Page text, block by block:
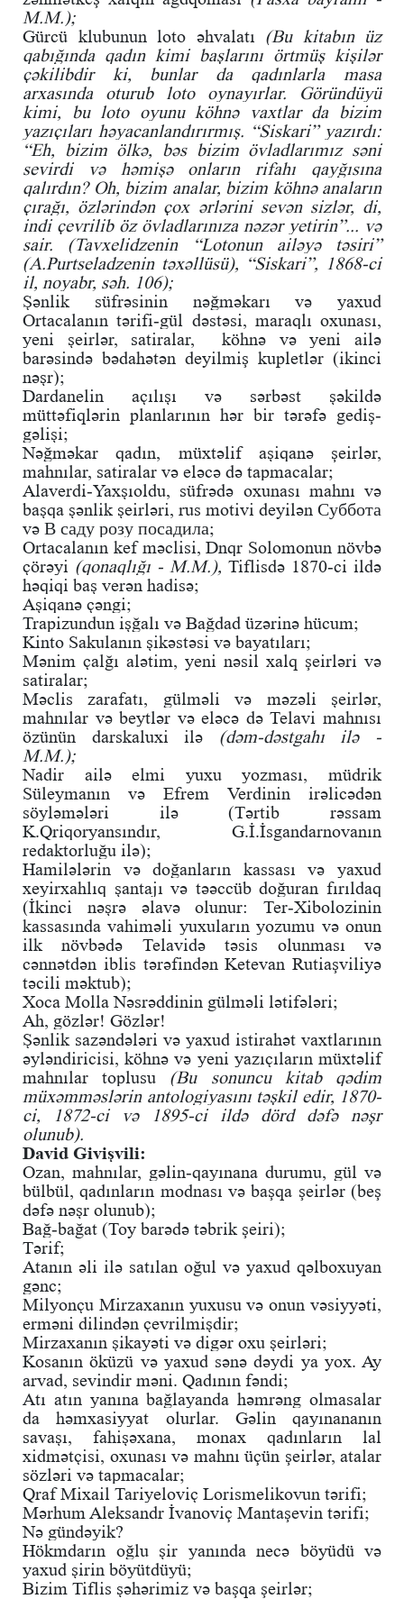
M.M.);
Gürcü klubunun loto əhvalatı (Bu kitabın üz
qabığında qadın kimi başlarını örtmüş kişilər
çəkilibdir ki, bunlar da qadınlarla masa
arxasında oturub loto oynayırlar. Göründüyü
kimi, bu loto oyunu köhnə vaxtlar da bizim
yazıçıları həyacanlandırırmış. “Siskari” yazırdı:
“Eh, bizim ölkə, bəs bizim övladlarımız səni
sevirdi və həmişə onların rifahı qayğısına
qalırdın? Oh, bizim analar, bizim köhnə anaların
çırağı, özlərindən çox ərlərini sevən sizlər, di,
indi çevrilib öz övladlarınıza nəzər yetirin”... və
sair. (Tavxelidzenin “Lotonun ailəyə təsiri”
(A.Purtseladzenin təxəllüsü), “Siskari”, 1868-ci
il, noyabr, səh. 106);
Şənlik süfrəsinin nəğməkarı və yaxud
Ortacalanın tərifi-gül dəstəsi, maraqlı oxunası,
yeni şeirlər, satiralar, köhnə və yeni ailə
barəsində bədahətən deyilmiş kupletlər (ikinci
nəşr);
Dardanelin açılışı və sərbəst şəkildə
müttəfiqlərin planlarının hər bir tərəfə gediş-
gəlişi;
Nəğməkar qadın, müxtəlif aşiqanə şeirlər,
mahnılar, satiralar və eləcə də tapmacalar;
Alaverdi-Yaxşıoldu, süfrədə oxunası mahnı və
başqa şənlik şeirləri, rus motivi deyilən Суббота
və В саду розу посадила;
Ortacalanın kef məclisi, Dnqr Solomonun növbə
çörəyi (qonaqlığı - M.M.), Tiflisdə 1870-ci ildə
həqiqi baş verən hadisə;
Aşiqanə çəngi;
Trapizundun işğalı və Bağdad üzərinə hücum;
Kinto Sakulanın şikəstəsi və bayatıları;
Mənim çalğı alətim, yeni nəsil xalq şeirləri və
satiralar;
Məclis zarafatı, gülməli və məzəli şeirlər,
mahnılar və beytlər və eləcə də Telavi mahnısı
özünün darskaluxi ilə (dəm-dəstgahı ilə -
M.M.);
Nadir ailə elmi yuxu yozması, müdrik
Süleymanın və Efrem Verdinin irəlicədən
söyləmələri ilə (Tərtib rəssam
K.Qriqoryansındır, G.İ.İsgandarnovanın
redaktorluğu ilə);
Hamilələrin və doğanların kassası və yaxud
xeyirxahlıq şantajı və təəccüb doğuran fırıldaq
(İkinci nəşrə əlavə olunur: Ter-Xibolozinin
kassasında vahiməli yuxuların yozumu və onun
ilk növbədə Telavidə təsis olunması və
cənnətdən iblis tərəfindən Ketevan Rutiaşviliyə
təcili məktub);
Xoca Molla Nəsrəddinin gülməli lətifələri;
Ah, gözlər! Gözlər!
Şənlik sazəndələri və yaxud istirahət vaxtlarının
əyləndiricisi, köhnə və yeni yazıçıların müxtəlif
mahnılar toplusu (Bu sonuncu kitab qədim
müxəmməslərin antologiyasını təşkil edir, 1870-
ci, 1872-ci və 1895-ci ildə dörd dəfə nəşr
olunub).
David Givişvili:
Ozan, mahnılar, gəlin-qayınana durumu, gül və
bülbül, qadınların modnası və başqa şeirlər (beş
dəfə nəşr olunub);
Bağ-bağat (Toy barədə təbrik şeiri);
Tərif;
Atanın əli ilə satılan oğul və yaxud qəlboxuyan
gənc;
Milyonçu Mirzaxanın yuxusu və onun vəsiyyəti,
erməni dilindən çevrilmişdir;
Mirzaxanın şikayəti və digər oxu şeirləri;
Kosanın öküzü və yaxud sənə dəydi ya yox. Ay
arvad, sevindir məni. Qadının fəndi;
Atı atın yanına bağlayanda həmrəng olmasalar
da həmxasiyyat olurlar. Gəlin qayınananın
savaşı, fahişəxana, monax qadınların lal
xidmətçisi, oxunası və mahnı üçün şeirlər, atalar
sözləri və tapmacalar;
Qraf Mixail Tariyeloviç Lorismelikovun tərifi;
Mərhum Aleksandr İvanoviç Mantaşevin tərifi;
Nə gündəyik?
Hökmdarın oğlu şir yanında necə böyüdü və
yaxud şirin böyütdüyü;
Bizim Tiflis şəhərimiz və başqa şeirlər;